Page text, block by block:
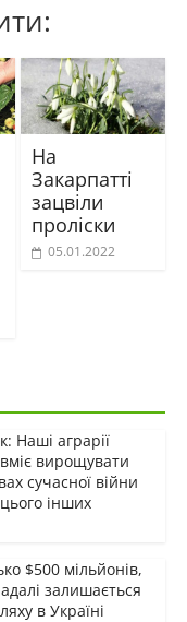
На
Закарпатті
зацвіли
проліски
05.01.2022
Наші аграрії
вміє вирощувати
сучасної війни
інших
$500 мільйонів,
залишається
в Україні